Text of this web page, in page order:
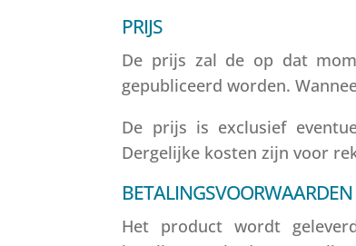
PRIJS
De prijs zal de op dat
gepubliceerd worden.
De prijs is exclusief
Dergelijke kosten zijn voor
BETALINGSVOORWAARDEN
Het product wordt